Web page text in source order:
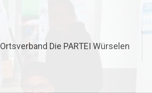
Ortsverband Die PARTEI Würselen